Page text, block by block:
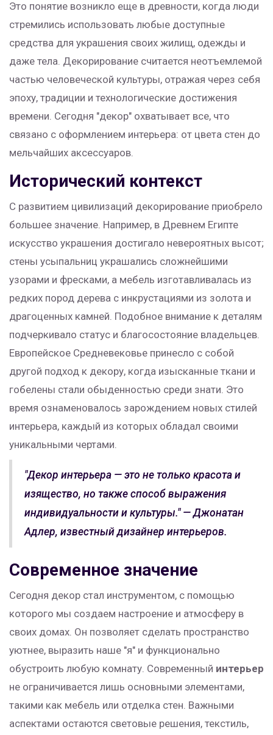
Это понятие возникло еще в древности, когда люди
стремились использовать любые доступные
средства для украшения своих жилищ, одежды и
даже тела. Декорирование считается неотъемлемой
частью человеческой культуры, отражая через себя
эпоху, традиции и технологические достижения
времени. Сегодня "декор" охватывает все, что
связано с оформлением интерьера: от цвета стен до
мельчайших аксессуаров.
Исторический контекст
С развитием цивилизаций декорирование приобрело
большее значение. Например, в Древнем Египте
искусство украшения достигало невероятных высот;
стены усыпальниц украшались сложнейшими
узорами и фресками, а мебель изготавливалась из
редких пород дерева с инкрустациями из золота и
драгоценных камней. Подобное внимание к деталям
подчеркивало статус и благосостояние владельцев.
Европейское Средневековье принесло с собой
другой подход к декору, когда изысканные ткани и
гобелены стали обыденностью среди знати. Это
время ознаменовалось зарождением новых стилей
интерьера, каждый из которых обладал своими
уникальными чертами.
"Декор интерьера — это не только красота и
изящество, но также способ выражения
индивидуальности и культуры." — Джонатан
Адлер, известный дизайнер интерьеров.
Современное значение
Сегодня декор стал инструментом, с помощью
которого мы создаем настроение и атмосферу в
своих домах. Он позволяет сделать пространство
уютнее, выразить наше "я" и функционально
обустроить любую комнату. Современный интерьер
не ограничивается лишь основными элементами,
такими как мебель или отделка стен. Важными
аспектами остаются световые решения, текстиль,